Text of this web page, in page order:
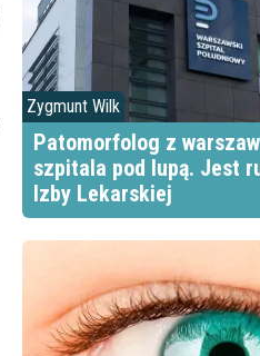
Zygmunt Wilk
Patomorfolog z
szpitala pod lupą. Jest
Izby Lekarskiej